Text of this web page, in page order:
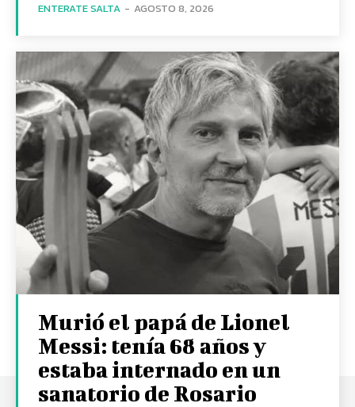
ENTERATE SALTA - AGOSTO 8, 2026
Murió el papá de Lionel
Messi: tenía 68 años y
estaba internado en un
sanatorio de Rosario